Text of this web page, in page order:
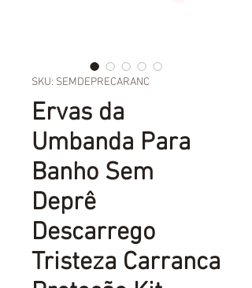
SKU: SEMDEPRECARANC
Ervas da
Umbanda Para
Banho Sem
Deprê
Descarrego
Tristeza Carranca